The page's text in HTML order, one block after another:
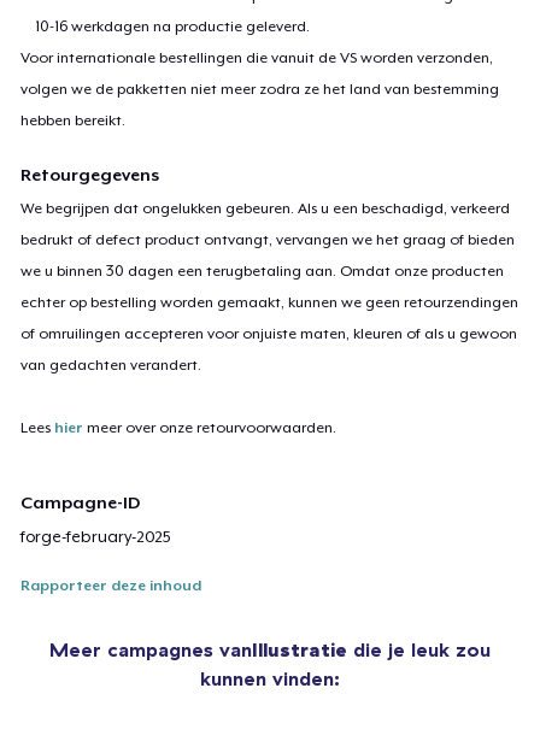
10-16 werkdagen na productie geleverd.
Voor internationale bestellingen die vanuit de VS worden verzonden,
volgen we de pakketten niet meer zodra ze het land van bestemming
hebben bereikt.
Retourgegevens
We begrijpen dat ongelukken gebeuren. Als u een beschadigd, verkeerd
bedrukt of defect product ontvangt, vervangen we het graag of bieden
we u binnen 30 dagen een terugbetaling aan. Omdat onze producten
echter op bestelling worden gemaakt, kunnen we geen retourzendingen
of omruilingen accepteren voor onjuiste maten, kleuren of als u gewoon
van gedachten verandert.
Lees hier meer over onze retourvoorwaarden.
Campagne-ID
forge-february-2025
Rapporteer deze inhoud
Meer campagnes vanIllustratie die je leuk zou
kunnen vinden: